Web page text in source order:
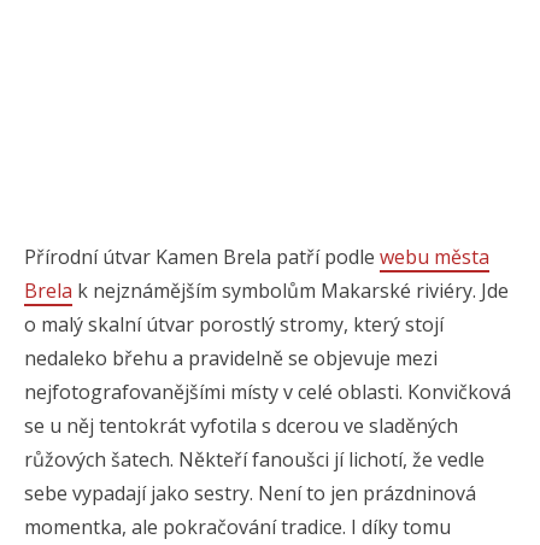
Přírodní útvar Kamen Brela patří podle webu města
Brela k nejznámějším symbolům Makarské riviéry. Jde
o malý skalní útvar porostlý stromy, který stojí
nedaleko břehu a pravidelně se objevuje mezi
nejfotografovanějšími místy v celé oblasti. Konvičková
se u něj tentokrát vyfotila s dcerou ve sladěných
růžových šatech. Někteří fanoušci jí lichotí, že vedle
sebe vypadají jako sestry. Není to jen prázdninová
momentka, ale pokračování tradice. I díky tomu